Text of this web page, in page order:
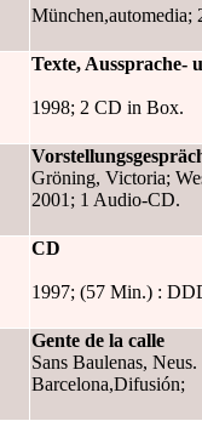
München,automedia;
Texte, Aussprache-
1998; 2 CD in Box.
Gröning, Victoria;
2001; 1 Audio-CD.
CD
1997; (57 Min.) :
Gente de la calle
Sans Baulenas, Neus.
Barcelona,Difusión;